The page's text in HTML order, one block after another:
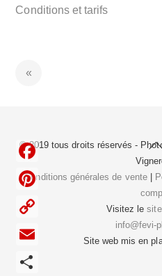
Conditions et tarifs
© 2019 tous droits réservés -
Conditions générales de vente|
Visitez le
info@fevi-
Site web mis en
F
c
e
b
C